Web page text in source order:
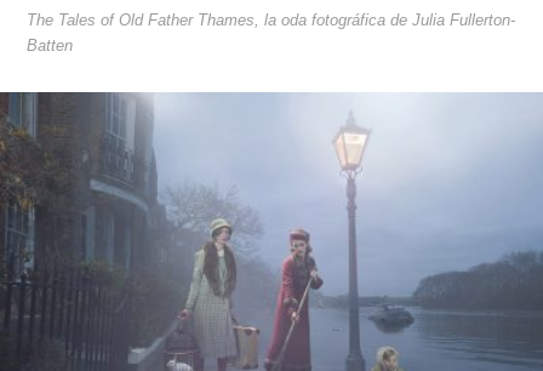
The Tales of Old Father Thames, la oda fotográfica de Julia Fullerton-
Batten